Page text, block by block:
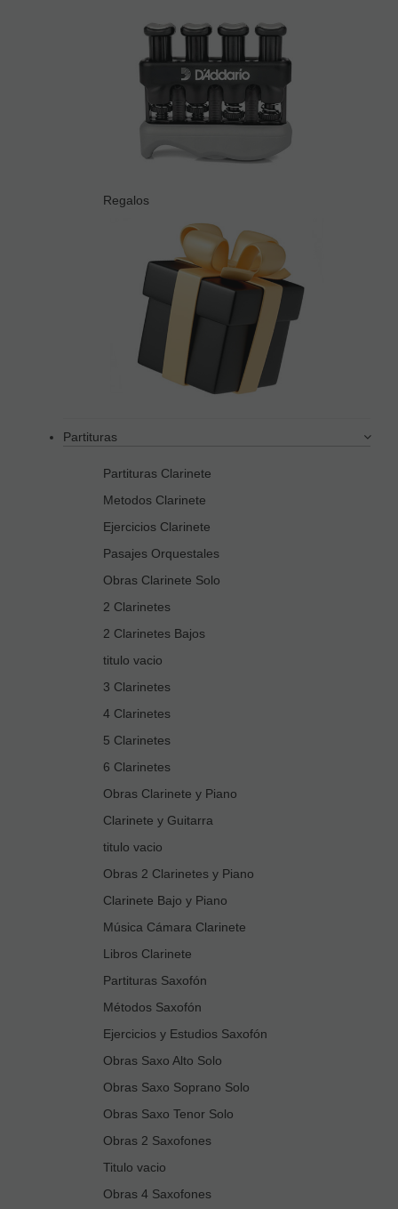
Regalos
Partituras
Partituras Clarinete
Metodos Clarinete
Ejercicios Clarinete
Pasajes Orquestales
Obras Clarinete Solo
2 Clarinetes
2 Clarinetes Bajos
titulo vacio
3 Clarinetes
4 Clarinetes
5 Clarinetes
6 Clarinetes
Obras Clarinete y Piano
Clarinete y Guitarra
titulo vacio
Obras 2 Clarinetes y Piano
Clarinete Bajo y Piano
Música Cámara Clarinete
Libros Clarinete
Partituras Saxofón
Métodos Saxofón
Ejercicios y Estudios Saxofón
Obras Saxo Alto Solo
Obras Saxo Soprano Solo
Obras Saxo Tenor Solo
Obras 2 Saxofones
Titulo vacio
Obras 4 Saxofones